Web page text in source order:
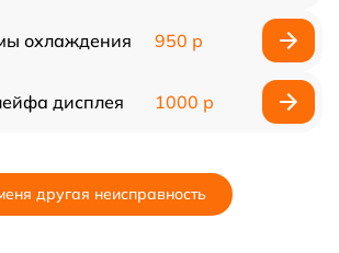
охлаждения 950 р
дисплея 1000 р
другая неисправность